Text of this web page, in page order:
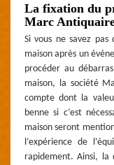
La fixation du
Marc
Si vous ne savez
maison après un
procéder au
maison, la société
compte dont la
benne si c’est
maison seront
l’expérience de
rapidement. Ainsi, la